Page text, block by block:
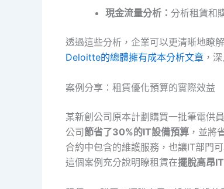
現金流量分析： 分析租賃和
透過這些分析，企業可以更清晰地瞭
Deloitte的總體擁有成本分析文章 ，
案例分享：租賃優化預算的實際效益
某新創公司原本計劃購買一批筆電供
公司節省了30%的IT設備預算 ，並將
合約中包含的維護服務，也讓IT部門
這個案例充分說明瞭租賃在擺脫高昂